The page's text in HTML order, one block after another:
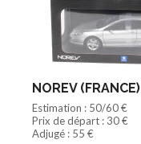
NOREV
Estimation : 50/60 €
Prix de départ : 30 €
Adjugé : 55 €